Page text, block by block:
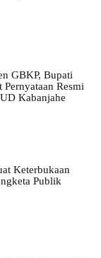
GBKP, Bupati
Pernyataan Resmi
Kabanjahe
Keterbukaan
Publik